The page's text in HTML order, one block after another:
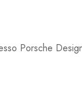
Porsche